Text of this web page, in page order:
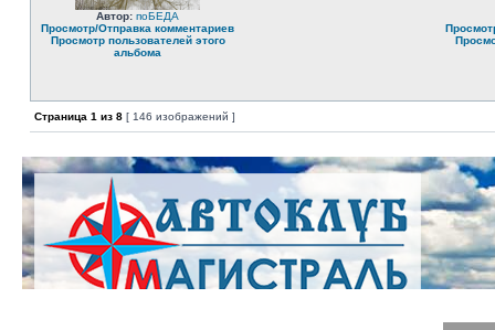
Автор: поБЕДА
Просмотр/Отправка комментариев
Просмотр пользователей этого
альбома
Страница 1 из 8 [ 146 изображений ]